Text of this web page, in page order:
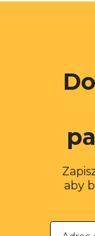
aby